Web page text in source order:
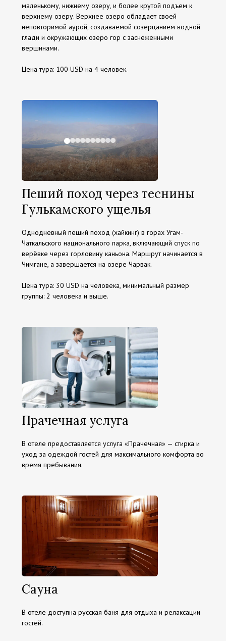
маленькому, нижнему озеру, и более крутой подъем к
верхнему озеру. Верхнее озеро обладает своей
неповторимой аурой, создаваемой созерцанием водной
глади и окружающих озеро гор с заснеженными
вершинами.
Цена тура: 100 USD на 4 человек.
Пеший поход через теснины
Гулькамского ущелья
Однодневный пеший поход (хайкинг) в горах Угам-
Чаткальского национального парка, включающий спуск по
верёвке через горловину каньона. Маршрут начинается в
Чимгане, а завершается на озере Чарвак.
Цена тура: 30 USD на человека, минимальный размер
группы: 2 человека и выше.
Прачечная услуга
В отеле предоставляется услуга «Прачечная» — стирка и
уход за одеждой гостей для максимального комфорта во
время пребывания.
Сауна
В отеле доступна русская баня для отдыха и релаксации
гостей.